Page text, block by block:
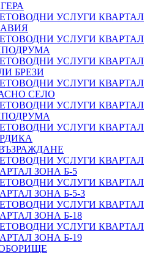
УСЛУГИ КВАРТАЛ
УСЛУГИ КВАРТАЛ
УСЛУГИ КВАРТАЛ
БРЕЗИ
УСЛУГИ КВАРТАЛ
СЕЛО
УСЛУГИ КВАРТАЛ
УСЛУГИ КВАРТАЛ
УСЛУГИ КВАРТАЛ
ЗОНА Б-5
УСЛУГИ КВАРТАЛ
ЗОНА Б-5-3
УСЛУГИ КВАРТАЛ
ЗОНА Б-18
УСЛУГИ КВАРТАЛ
ЗОНА Б-19